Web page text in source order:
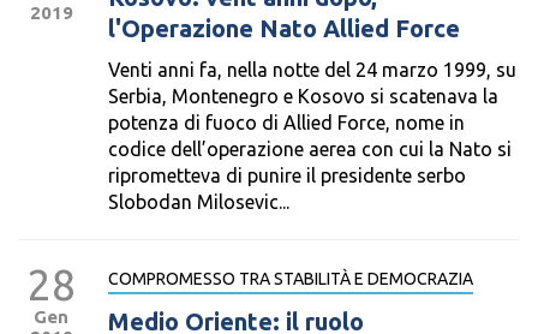
2019
l'Operazione Nato Allied Force
Venti anni fa, nella notte del 24 marzo 1999, su
Serbia, Montenegro e Kosovo si scatenava la
potenza di fuoco di Allied Force, nome in
codice dell’operazione aerea con cui la Nato si
riprometteva di punire il presidente serbo
Slobodan Milosevic...
28
Gen
COMPROMESSO TRA STABILITÀ E DEMOCRAZIA
Medio Oriente: il ruolo